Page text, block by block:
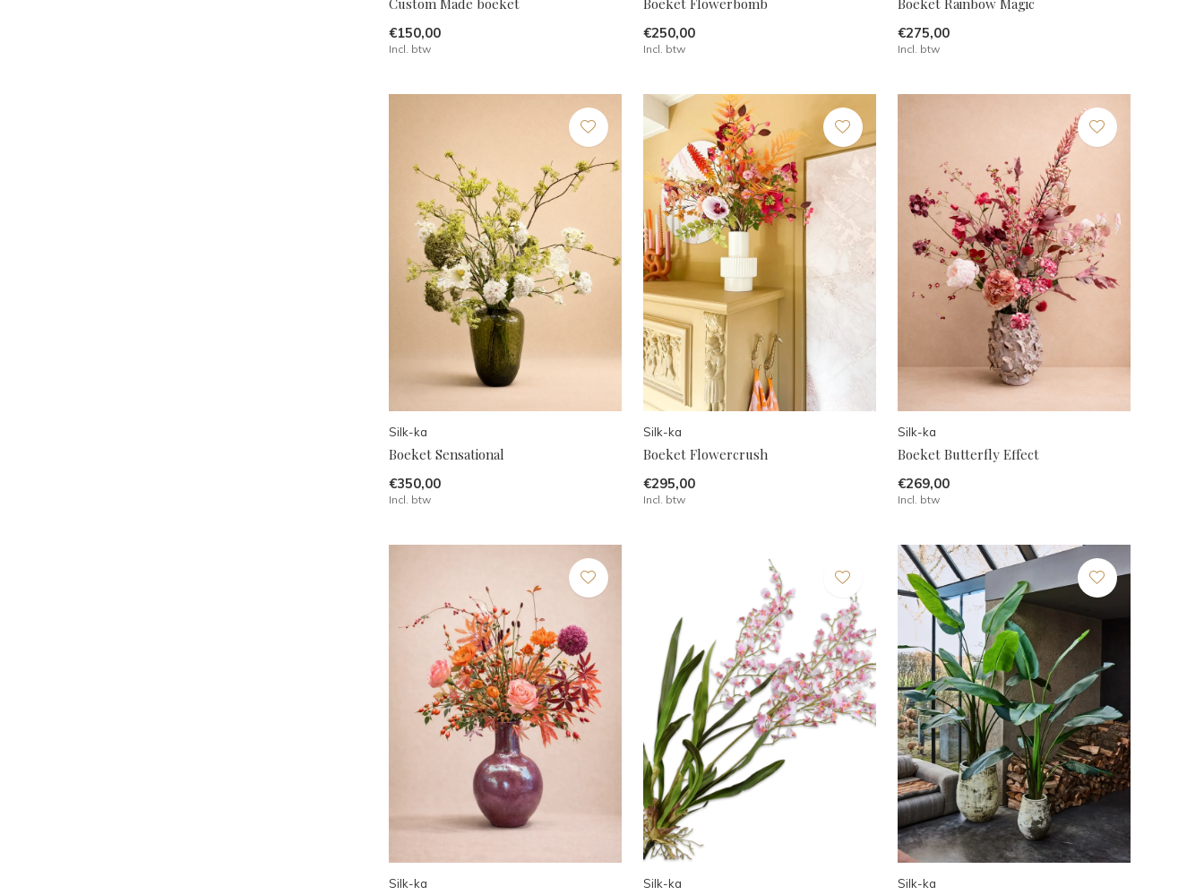
€150,00
Incl. btw
€250,00
Incl. btw
€275,00
Incl. btw
Silk-ka
Boeket Sensational
€350,00
Incl. btw
Silk-ka
Boeket Flowercrush
€295,00
Incl. btw
Silk-ka
Boeket Butterfly Effect
€269,00
Incl. btw
Silk-ka Silk-ka Silk-ka